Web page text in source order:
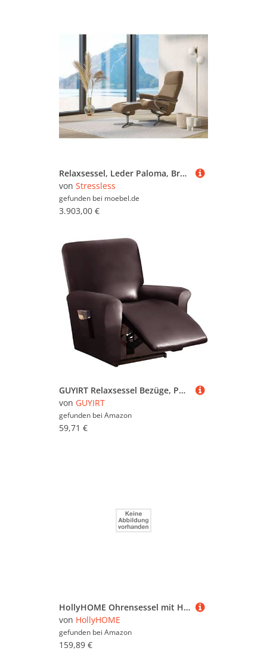
Relaxsessel, Leder Paloma, Braun Almond, 82×109×81 cm, Cross Base, Modern, Stressless
von Stressless
gefunden bei moebel.de
3.903,00 €
GUYIRT Relaxsessel Bezüge, PU-Leder Ruhesessel Couchbezug, 4 Stück wasserdichter Stretch Sesselhusse mit Seitentasche für Wohnzimmer -Tiefer Kaffee
von GUYIRT
gefunden bei Amazon
59,71 €
HollyHOME Ohrensessel mit Hocker Sessel mit Hocker Sessel Wohnzimmer & Schlafzimmer Relaxsessel Lesesessel Lounge Sessels Armlehnensessel PU-Leder, Schwarz
von HollyHOME
gefunden bei Amazon
159,89 €